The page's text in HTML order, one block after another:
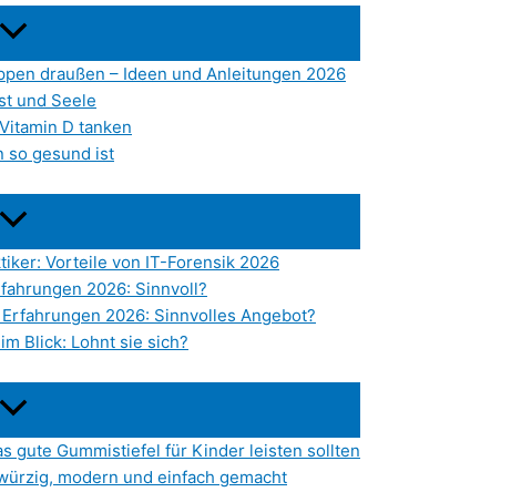
draußen – Ideen und Anleitungen 2026
und Seele
D tanken
so gesund ist
Vorteile von IT-Forensik 2026
2026: Sinnvoll?
2026: Sinnvolles Angebot?
Blick: Lohnt sie sich?
gute Gummistiefel für Kinder leisten sollten
modern und einfach gemacht